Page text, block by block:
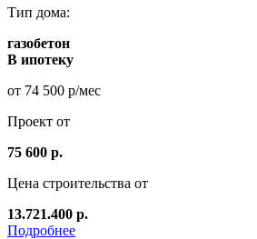
Тип дома:
газобетон
В ипотеку
от 74 500 р/мес
Проект от
75 600 р.
Цена строительства от
13.721.400 р.
Подробнее